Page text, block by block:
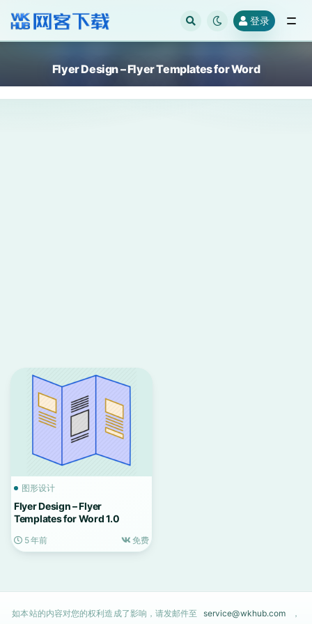
登录
Flyer Design – Flyer Templates for Word
图形设计
Flyer Design – Flyer
Templates for Word 1.0
5 年前 免费
如本站的内容对您的权利造成了影响，请发邮件至 service@wkhub.com ，
全部